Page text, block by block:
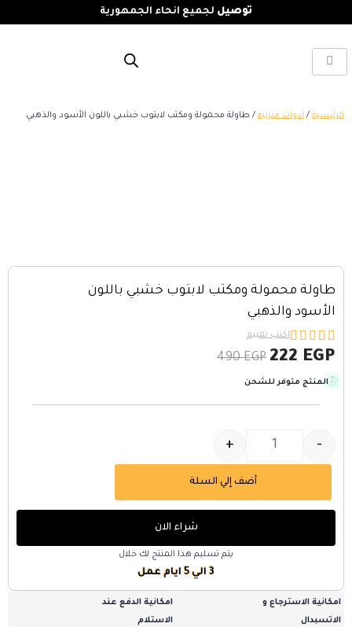
توصيل لجميع انحاء الجمهورية
الرئيسية / ادوات منزلية / طاولة محمولة ومكتب لابتوب خشبي باللون الأسود والذهبي
طاولة محمولة ومكتب لابتوب خشبي باللون
الأسود والذهبي




اكتب تقييم
490EGP 222 EGP
المنتج متوفر للشحن
-
+
أضف إلي السلة
شراء الان
يتم تسليم هذا المنتج لك خلال
3 الي 5 ايام عمل
امكانية الاسترجاع و
الاتسبدال
امكانية الدفع عند
الاستلام